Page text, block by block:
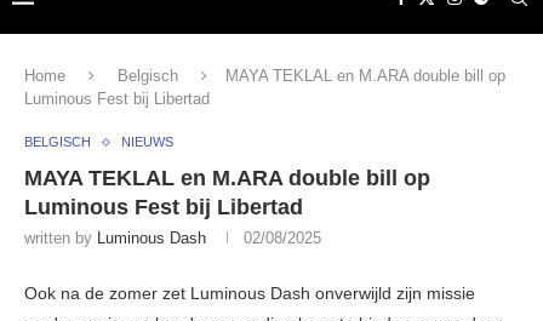
Home Belgisch
MAYA TEKLAL en M.ARA double bill op
Luminous Fest bij Libertad
BELGISCH NIEUWS
MAYA TEKLAL en M.ARA double bill op
Luminous Fest bij Libertad
written by Luminous Dash 02/08/2025
Ook na de zomer zet Luminous Dash onverwijld zijn missie